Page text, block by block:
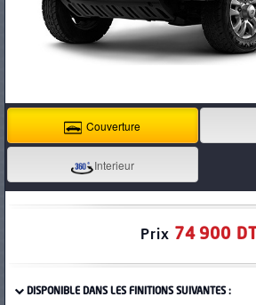
Couverture
Interieur
Prix 74 900 DT
DISPONIBLE DANS LES FINITIONS SUIVANTES :